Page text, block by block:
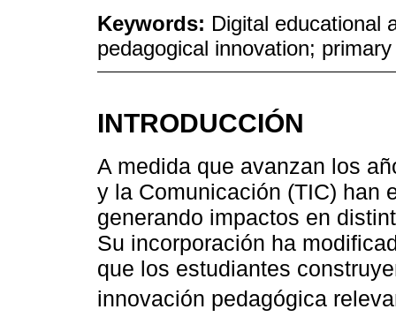
Keywords: Digital educational
pedagogical innovation;
INTRODUCCIÓN
A medida que avanzan los
y la Comunicación (TIC) han
generando impactos en
Su incorporación ha
que los estudiantes
innovación pedagógica